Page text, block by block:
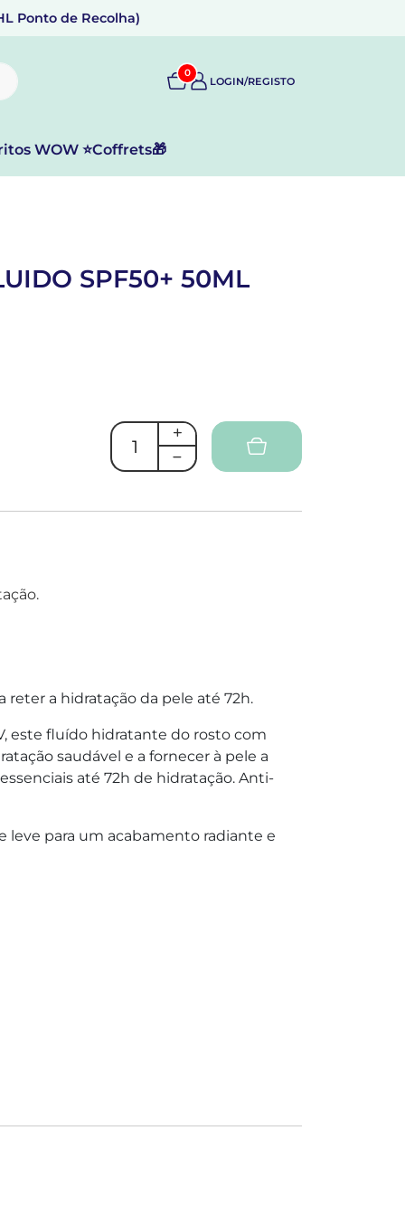
Ponto de Recolha)
0
LOGIN/REGISTO
WOW ⭐Coffrets🎁
SPF50+ 50ML
reter a hidratação da pele até 72h.
este fluído hidratante do rosto com
saudável e a fornecer à pele a
até 72h de hidratação. Anti-
leve para um acabamento radiante e